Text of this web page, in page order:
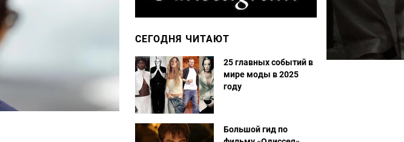
СЕГОДНЯ ЧИТАЮТ
25 главных событий в
мире моды в 2025
году
Большой гид по